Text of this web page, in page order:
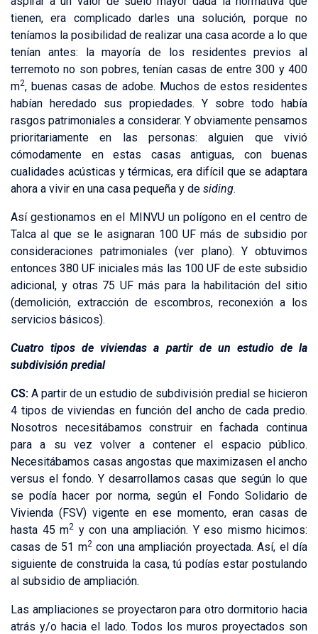
tienen, era complicado darles una solución, porque no
teníamos la posibilidad de realizar una casa acorde a lo que
tenían antes: la mayoría de los residentes previos al
terremoto no son pobres, tenían casas de entre 300 y 400
m2, buenas casas de adobe. Muchos de estos residentes
habían heredado sus propiedades. Y sobre todo había
rasgos patrimoniales a considerar. Y obviamente pensamos
prioritariamente en las personas: alguien que vivió
cómodamente en estas casas antiguas, con buenas
cualidades acústicas y térmicas, era difícil que se adaptara
ahora a vivir en una casa pequeña y de siding.
Así gestionamos en el MINVU un polígono en el centro de
Talca al que se le asignaran 100 UF más de subsidio por
consideraciones patrimoniales (ver plano). Y obtuvimos
entonces 380 UF iniciales más las 100 UF de este subsidio
adicional, y otras 75 UF más para la habilitación del sitio
(demolición, extracción de escombros, reconexión a los
servicios básicos).
Cuatro tipos de viviendas a partir de un estudio de la
subdivisión predial
CS: A partir de un estudio de subdivisión predial se hicieron
4 tipos de viviendas en función del ancho de cada predio.
Nosotros necesitábamos construir en fachada continua
para a su vez volver a contener el espacio público.
Necesitábamos casas angostas que maximizasen el ancho
versus el fondo. Y desarrollamos casas que según lo que
se podía hacer por norma, según el Fondo Solidario de
Vivienda (FSV) vigente en ese momento, eran casas de
hasta 45 m2 y con una ampliación. Y eso mismo hicimos:
casas de 51 m2con una ampliación proyectada. Así, el día
siguiente de construida la casa, tú podías estar postulando
al subsidio de ampliación.
Las ampliaciones se proyectaron para otro dormitorio hacia
atrás y/o hacia el lado. Todos los muros proyectados son